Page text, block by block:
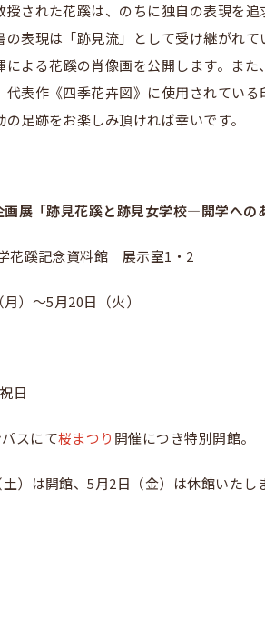
された花蹊は、のちに独自の表現を
表現は「跡見流」として受け継がれて
よる花蹊の肖像画を公開します。ま
表作《四季花卉図》に使用されてい
足跡をお楽しみ頂ければ幸いです。
画展「跡見花蹊と跡見女学校―開学へ
蹊記念資料館 展示室1・2
～5月20日（火）
日
スにて桜まつり 開催につき特別開館。
）は開館、5月2日（金）は休館いたし